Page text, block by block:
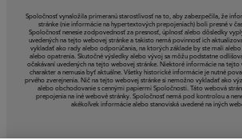
Spoločnosť vynaložila primeranú starostlivosť na to, aby zabezpečila, že
stránke (nie informácie na hypertextových prepojeniach) boli presné v
Spoločnosť nenesie zodpovednosť za presnosť, úplnosť alebo dôsledky
uvedených na tejto webovej stránke a takisto nemá povinnosť ich
vykladať ako rady alebo odporúčania, na ktorých základe by ste mali
alebo opatrenia. Skutočné výsledky alebo vývoj sa môžu podstatne
očakávaní uvedených na tejto webovej stránke. Niektoré informácie na
charakter a nemusia byť aktuálne. Všetky historické informácie je nutné
prvého zverejnenia. Nič na tejto webovej stránke si nemožno vykladať ako
alebo obchodovanie s cennými papiermi Spoločnosti. Táto webová
prepojenia na iné webové stránky. Spoločnosť nemá pod kontrolou a
akékoľvek informácie alebo stanoviská uvedené na iných